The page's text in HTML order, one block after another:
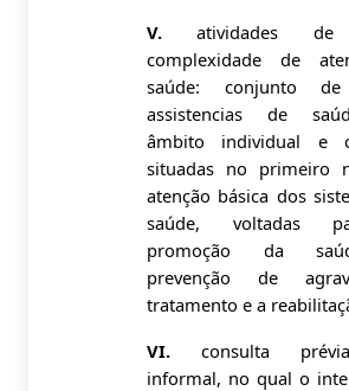
V.atividades de
complexidade de
saúde: conjunto de
assistencias de
âmbito individual e
situadas no primeiro
atenção básica dos
saúde, voltadas
promoção da
prevenção de
tratamento e a
VI.consulta
informal, no qual o